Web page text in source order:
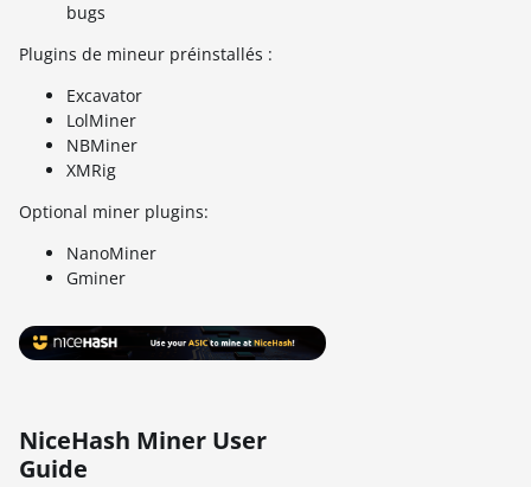
bugs
Plugins de mineur préinstallés :
Excavator
LolMiner
NBMiner
XMRig
Optional miner plugins:
NanoMiner
Gminer
NiceHash Miner User
Guide